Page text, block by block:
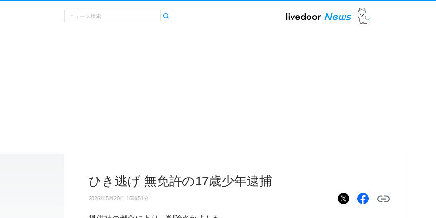
ひき逃げ 無免許の17歳少年逮捕
2026年5月20日 15時51分